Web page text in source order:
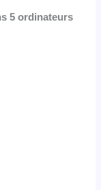
5 ordinateurs